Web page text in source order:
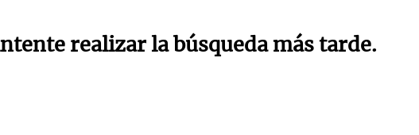
realizar la búsqueda más tarde.